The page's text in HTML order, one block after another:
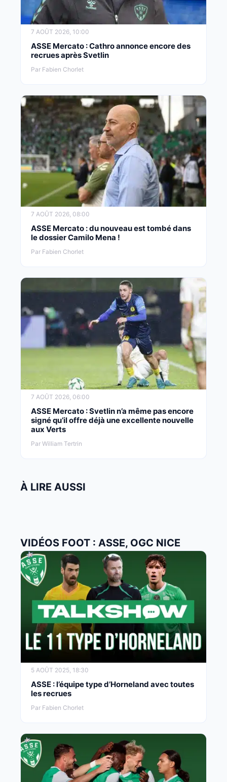
7 AOÛT 2026, 10:00
ASSE Mercato : Cathro annonce encore des
recrues après Svetlin
Par Fabien Chorlet
7 AOÛT 2026, 08:00
ASSE Mercato : du nouveau est tombé dans
le dossier Camilo Mena !
Par Fabien Chorlet
7 AOÛT 2026, 06:00
ASSE Mercato : Svetlin n’a même pas encore
signé qu’il offre déjà une excellente nouvelle
aux Verts
Par William Tertrin
À LIRE AUSSI
VIDÉOS FOOT : ASSE, OGC NICE
5 AOÛT 2025, 18:30
ASSE : l’équipe type d’Horneland avec toutes
les recrues
Par Fabien Chorlet